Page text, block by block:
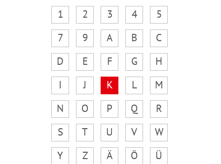
1 2 3 4
5
7
9 A B
C
D
E F G
H
I
J K L
M
N
O P Q
R
S
T U V
W
Y
Z Ä Ö
Ü